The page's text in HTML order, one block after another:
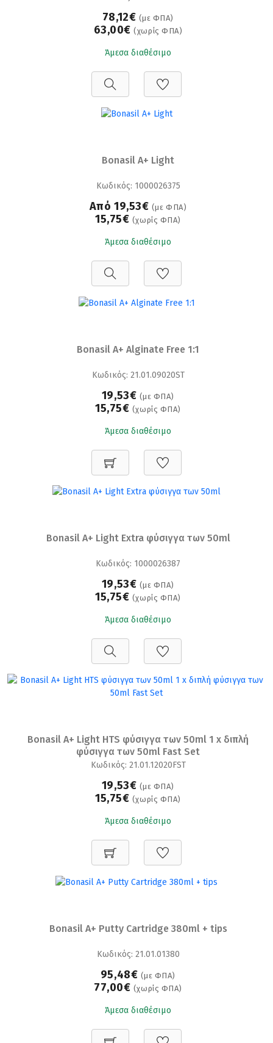
78,12€ (με ΦΠΑ)
63,00€(χωρίς ΦΠΑ)
Άμεσα διαθέσιμο
Bonasil A+ Light
Κωδικός: 1000026375
Από 19,53€ (με ΦΠΑ)
15,75€ (χωρίς ΦΠΑ)
Άμεσα διαθέσιμο
Bonasil A+ Alginate Free 1:1
Κωδικός: 21.01.09020ST
19,53€ (με ΦΠΑ)
15,75€ (χωρίς ΦΠΑ)
Άμεσα διαθέσιμο
Bonasil A+ Light Extra φύσιγγα των 50ml
Κωδικός: 1000026387
19,53€ (με ΦΠΑ)
15,75€ (χωρίς ΦΠΑ)
Άμεσα διαθέσιμο
Bonasil A+ Light HTS φύσιγγα των 50ml 1 x διπλή
φύσιγγα των 50ml Fast Set
Κωδικός: 21.01.12020FST
19,53€ (με ΦΠΑ)
15,75€ (χωρίς ΦΠΑ)
Άμεσα διαθέσιμο
Bonasil A+ Putty Cartridge 380ml + tips
Κωδικός: 21.01.01380
95,48€ (με ΦΠΑ)
77,00€ (χωρίς ΦΠΑ)
Άμεσα διαθέσιμο